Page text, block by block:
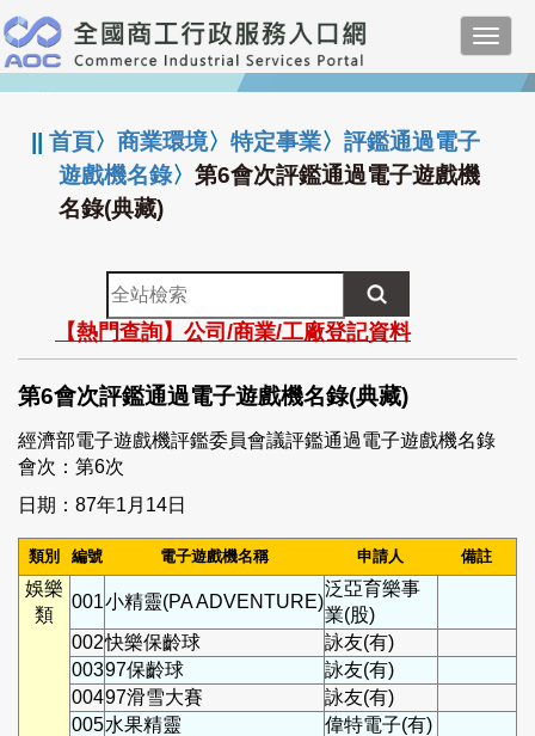
跳
到
主
要
:::
||首頁〉商業環境〉特定事業〉評鑑通過電子
遊戲機名錄〉第6會次評鑑通過電子遊戲機
名錄(典藏)
全
站
檢
索
【熱門查詢】公司/商業/工廠登記資料
第6會次評鑑通過電子遊戲機名錄(典藏)
經濟部電子遊戲機評鑑委員會議評鑑通過電子遊戲機名錄
會次：第6次
日期：87年1月14日
類別 編號 電子遊戲機名稱 申請人 備註
娛樂
類
001小精靈(PA ADVENTURE)
泛亞育樂事
業(股)
002快樂保齡球
詠友(有)
00397保齡球
詠友(有)
00497滑雪大賽
詠友(有)
005水果精靈
偉特電子(有)